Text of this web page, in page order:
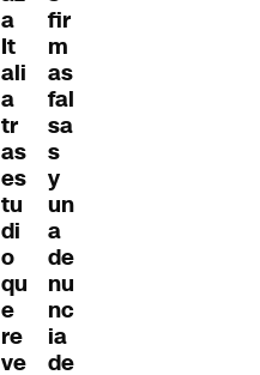
a
It
ali
a
tr
as
es
tu
di
o
qu
e
re
ve
fir
m
as
fal
sa
s
y
un
a
de
nu
nc
ia
de